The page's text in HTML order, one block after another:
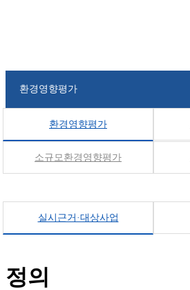
환경영향평가
환경영향평가
소규모환경영향평가
실시근거·대상사업
정의